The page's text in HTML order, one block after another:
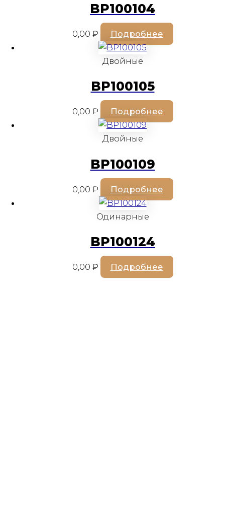
BP100104
0,00 ₽ Подробнее
Двойные
BP100105
0,00 ₽ Подробнее
Двойные
BP100109
0,00 ₽ Подробнее
Одинарные
BP100124
0,00 ₽ Подробнее